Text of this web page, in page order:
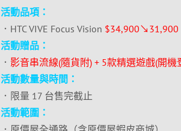
活動品項：
．HTC VIVE Focus Vision $34,900↘31,900
活動贈品：
． 影音串流線(隨貨附) + 5款精選遊戲(開機
活動數量與時間：
．限量 17 台售完截止
活動範圍：